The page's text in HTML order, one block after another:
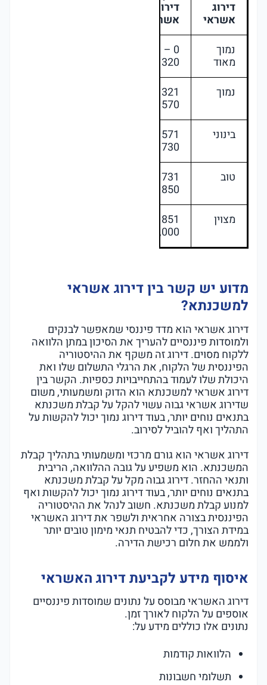
דירוג
אשראי
דירוג
אשראי
נמוך
מאוד
0 –
320
נמוך
570
בינוני
730
טוב
850
מצוין
1,000
מדוע יש קשר בין דירוג אשראי
למשכנתא?
דירוג אשראי הוא מדד פיננסי שמאפשר לבנקים
ולמוסדות פיננסיים להעריך את הסיכון במתן הלוואה
ללקוח מסוים. דירוג זה משקף את ההיסטוריה
הפיננסית של הלקוח, את הרגלי התשלום שלו ואת
היכולת שלו לעמוד בהתחייבויות כספיות. הקשר בין
דירוג אשראי למשכנתא הוא הדוק ומשמעותי, משום
שדירוג אשראי גבוה עשוי להקל על קבלת משכנתא
בתנאים נוחים יותר, בעוד דירוג נמוך יכול להקשות על
התהליך ואף להוביל לסירוב.
דירוג אשראי הוא גורם מרכזי ומשמעותי בתהליך קבלת
המשכנתא. הוא משפיע על גובה ההלוואה, הריבית
ותנאי ההחזר. דירוג גבוה מקל על קבלת משכנתא
בתנאים נוחים יותר, בעוד דירוג נמוך יכול להקשות ואף
למנוע קבלת משכנתא. חשוב לנהל את ההיסטוריה
הפיננסית בצורה אחראית ולשפר את דירוג האשראי
במידת הצורך, כדי להבטיח תנאי מימון טובים יותר
ולממש את חלום רכישת הדירה.
איסוף מידע לקביעת דירוג האשראי
דירוג האשראי מבוסס על נתונים שמוסדות פיננסיים
אוספים על הלקוח לאורך זמן.
נתונים אלו כוללים מידע על:
הלוואות קודמות
תשלומי חשבונות